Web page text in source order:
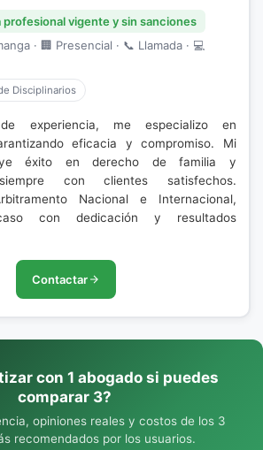
profesional vigente y sin sanciones
· 🏢 Presencial · 📞 Llamada · 💻
Disciplinarios
experiencia, me especializo en
eficacia y compromiso. Mi
éxito en derecho de familia y
con clientes satisfechos.
Nacional e Internacional,
con dedicación y resultados
Contactar
con 1 abogado si puedes
comparar 3?
opiniones reales y costos de los 3
recomendados por los usuarios.